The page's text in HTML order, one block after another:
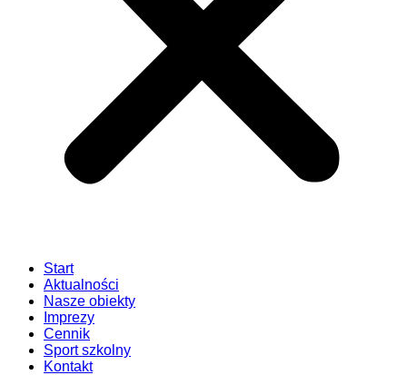
Start
Aktualności
Nasze obiekty
Imprezy
Cennik
Sport szkolny
Kontakt